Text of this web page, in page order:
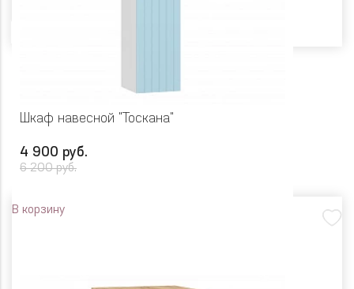
Шкаф навесной "Тоскана"
4 900 руб.
6 200 руб.
В корзину